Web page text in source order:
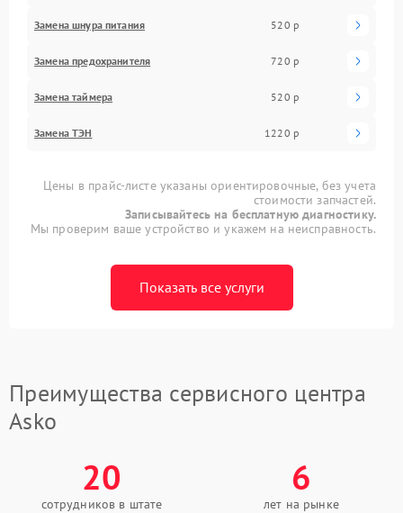
Замена шнура питания 520 р
Замена предохранителя 720 р
Замена таймера 520 р
Замена ТЭН 1220 р
Цены в прайс-листе указаны ориентировочные, без учета
стоимости запчастей.
Записывайтесь на бесплатную диагностику.
Мы проверим ваше устройство и укажем на неисправность.
Показать все услуги
Преимущества сервисного центра
Asko
20
сотрудников в штате
6
лет на рынке